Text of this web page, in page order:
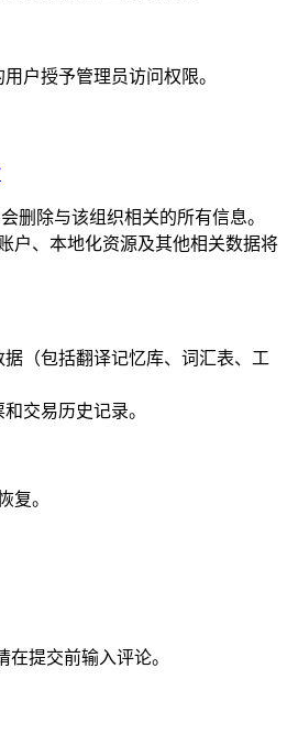
户授予管理员访问权限。
删除与该组织相关的所有信息。
户、本地化资源及其他相关数据将
（包括翻译记忆库、词汇表、工
交易历史记录。
复。
在提交前输入评论。